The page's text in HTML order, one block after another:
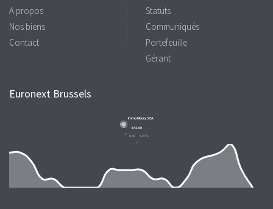
A propos
Nos biens
Contact
Statuts
Communiqués
Portefeuille
Gérant
Euronext Brussels
Immo Moury SCA
€32.00
0.40
/
1.27%